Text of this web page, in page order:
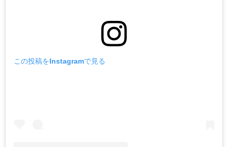
この投稿をInstagramで見る